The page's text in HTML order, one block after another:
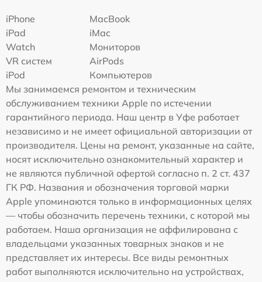
iPhone
MacBook
iPad
iMac
Watch
Мониторов
VR систем
AirPods
iPod
Компьютеров
Мы занимаемся ремонтом и техническим
обслуживанием техники Apple по истечении
гарантийного периода. Наш центр в Уфе работает
независимо и не имеет официальной авторизации от
производителя. Цены на ремонт, указанные на сайте,
носят исключительно ознакомительный характер и
не являются публичной офертой согласно п. 2 ст. 437
ГК РФ. Названия и обозначения торговой марки
Apple упоминаются только в информационных целях
— чтобы обозначить перечень техники, с которой мы
работаем. Наша организация не аффилирована с
владельцами указанных товарных знаков и не
представляет их интересы. Все виды ремонтных
работ выполняются исключительно на устройствах,